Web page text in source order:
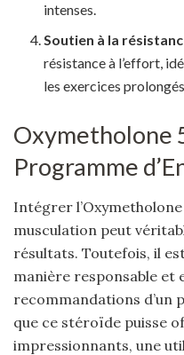
intenses.
Soutien à la
résistance à l’effort,
les exercices
Oxymetholone
Programme
Intégrer
musculation peut
résultats. Toutefois, il
manière responsable et
recommandations d’un
que ce stéroïde puisse
impressionnants, une